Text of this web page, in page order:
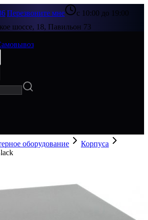
|Перезвоните мне
с 10:00 до 19:00
шоссе, 18, Павильон 73
оборудование
Корпуса